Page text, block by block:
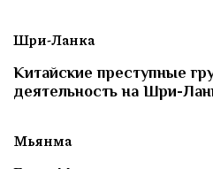
Шри-Ланка
Китайские преступные
деятельность на Шри-
Мьянма